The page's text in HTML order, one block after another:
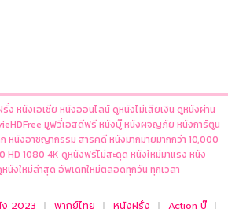
ง หนังเอเชีย หนังออนไลน์ ดูหนังไม่เสียเงิน ดูหนังผ่าน
มูฟวี่เอสดีฟรี หนังบู๊ หนังผจญภัย หนังการ์ตูน
หนังอาชญากรรม สารคดี หนังมากมายมากกว่า 10,000
HD 1080 4K ดูหนังฟรีไม่สะดุด หนังใหม่มาแรง หนัง
นังใหม่ล่าสุด อัพเดทใหม่ตลอดทุกวัน ทุกเวลา
2023 พากย์ไทย หนังฝรั่ง
Action บู๊